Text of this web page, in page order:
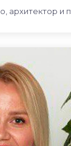
архитектор и